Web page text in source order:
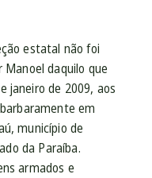
estatal não foi
daquilo que
janeiro de 2009, aos
em
município de
da Paraíba.
armados e